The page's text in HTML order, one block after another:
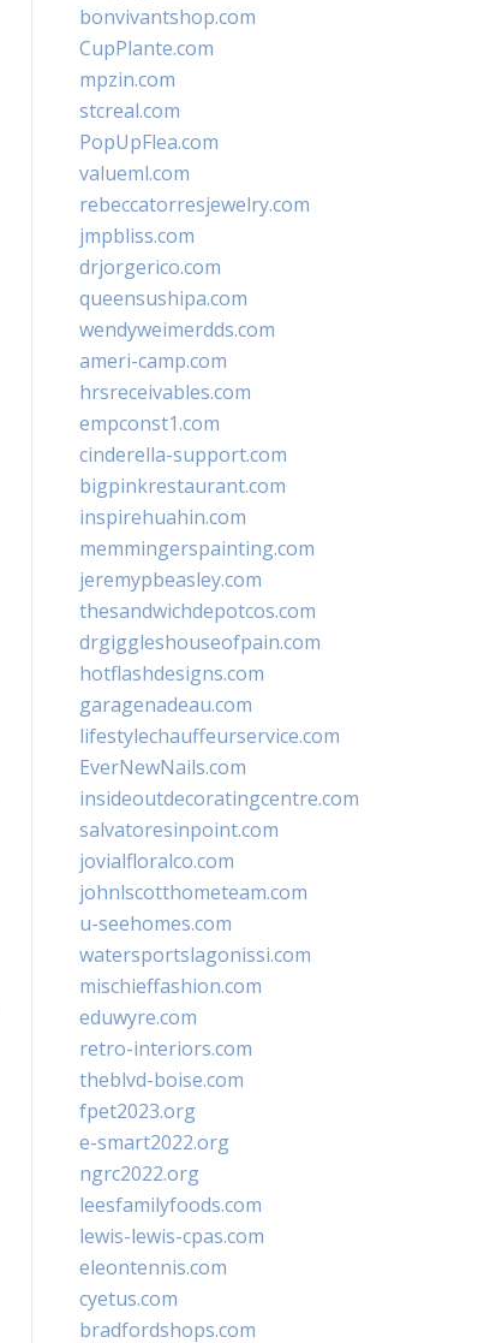
bonvivantshop.com
CupPlante.com
mpzin.com
stcreal.com
PopUpFlea.com
valueml.com
rebeccatorresjewelry.com
jmpbliss.com
drjorgerico.com
queensushipa.com
wendyweimerdds.com
ameri-camp.com
hrsreceivables.com
empconst1.com
cinderella-support.com
bigpinkrestaurant.com
inspirehuahin.com
memmingerspainting.com
jeremypbeasley.com
thesandwichdepotcos.com
drgiggleshouseofpain.com
hotflashdesigns.com
garagenadeau.com
lifestylechauffeurservice.com
EverNewNails.com
insideoutdecoratingcentre.com
salvatoresinpoint.com
jovialfloralco.com
johnlscotthometeam.com
u-seehomes.com
watersportslagonissi.com
mischieffashion.com
eduwyre.com
retro-interiors.com
theblvd-boise.com
fpet2023.org
e-smart2022.org
ngrc2022.org
leesfamilyfoods.com
lewis-lewis-cpas.com
eleontennis.com
cyetus.com
bradfordshops.com